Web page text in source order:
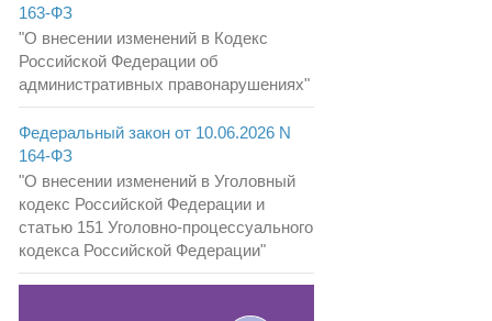
163-ФЗ
"О внесении изменений в Кодекс
Российской Федерации об
административных правонарушениях"
Федеральный закон от 10.06.2026 N
164-ФЗ
"О внесении изменений в Уголовный
кодекс Российской Федерации и
статью 151 Уголовно-процессуального
кодекса Российской Федерации"